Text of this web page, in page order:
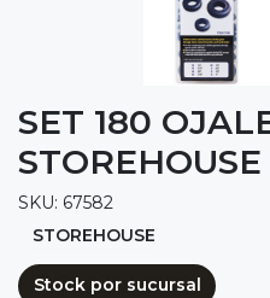
SET 180
SKU: 67582
STOREHOUSE
Stock por sucursal